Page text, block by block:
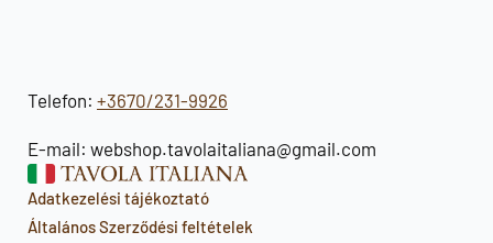
Telefon: +3670/231-9926
E-mail: webshop.tavolaitaliana@gmail.com
Adatkezelési tájékoztató
Általános Szerződési feltételek